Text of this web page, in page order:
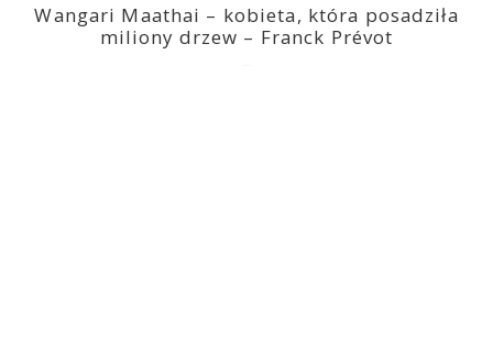
Wangari Maathai – kobieta, która posadziła
miliony drzew – Franck Prévot